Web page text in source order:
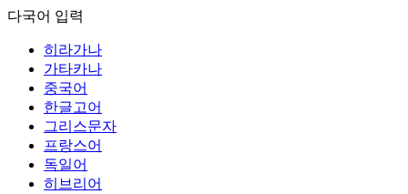
다국어 입력
히라가나
가타카나
중국어
한글고어
그리스문자
프랑스어
독일어
히브리어